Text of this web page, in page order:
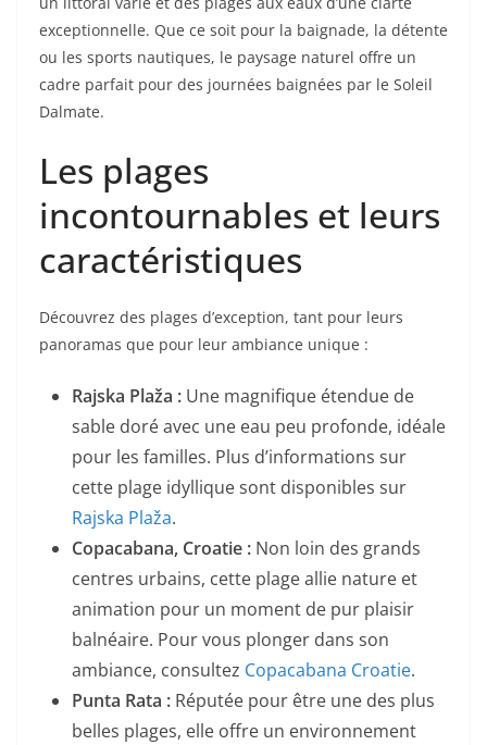
exceptionnelle. Que ce soit pour la baignade, la détente
ou les sports nautiques, le paysage naturel offre un
cadre parfait pour des journées baignées par le Soleil
Dalmate.
Les plages
incontournables et leurs
caractéristiques
Découvrez des plages d’exception, tant pour leurs
panoramas que pour leur ambiance unique :
Rajska Plaža : Une magnifique étendue de
sable doré avec une eau peu profonde, idéale
pour les familles. Plus d’informations sur
cette plage idyllique sont disponibles sur
Rajska Plaža.
Copacabana, Croatie : Non loin des grands
centres urbains, cette plage allie nature et
animation pour un moment de pur plaisir
balnéaire. Pour vous plonger dans son
ambiance, consultez Copacabana Croatie.
Punta Rata : Réputée pour être une des plus
belles plages, elle offre un environnement